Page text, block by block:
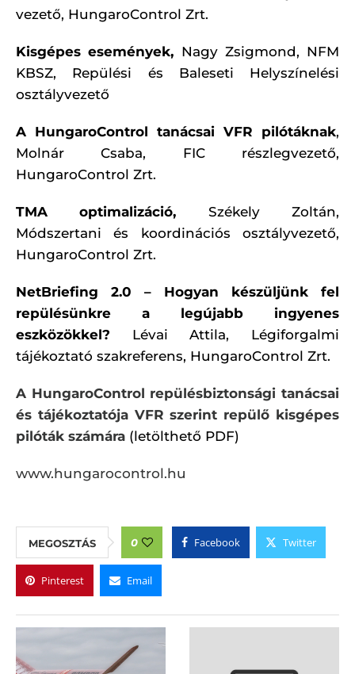
vezető, HungaroControl Zrt.
Kisgépes események, Nagy Zsigmond, NFM
KBSZ, Repülési és Baleseti Helyszínelési
osztályvezető
A HungaroControl tanácsai VFR pilótáknak,
Molnár Csaba, FIC részlegvezető,
HungaroControl Zrt.
TMA optimalizáció, Székely Zoltán,
Módszertani és koordinációs osztályvezető,
HungaroControl Zrt.
NetBriefing 2.0 – Hogyan készüljünk fel
repülésünkre a legújabb ingyenes
eszközökkel? Lévai Attila, Légiforgalmi
tájékoztató szakreferens, HungaroControl Zrt.
A HungaroControl repülésbiztonsági tanácsai
és tájékoztatója VFR szerint repülő kisgépes
pilóták számára (letölthető PDF)
www.hungarocontrol.hu
MEGOSZTÁS 0 Facebook Twitter
Pinterest Email